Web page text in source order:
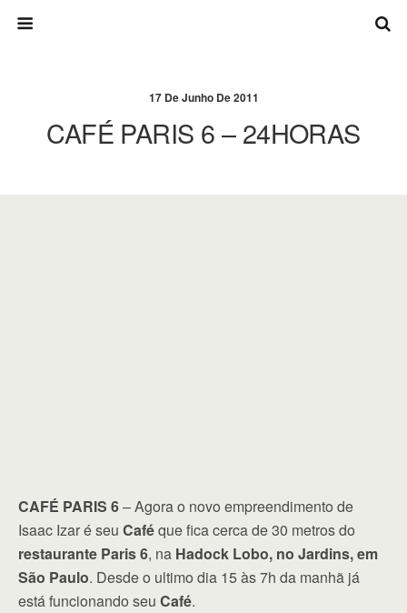
17 De Junho De 2011
CAFÉ PARIS 6 – 24HORAS
CAFÉ PARIS 6– Agora o novo empreendimento de
Isaac Izar é seu Caféque fica cerca de 30 metros do
restaurante Paris 6, na Hadock Lobo, no Jardins, em
São Paulo. Desde o ultimo dia 15 às 7h da manhã já
está funcionando seu Café.